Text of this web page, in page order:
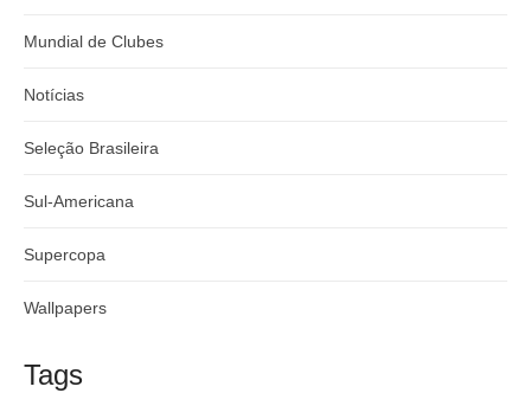
Mundial de Clubes
Notícias
Seleção Brasileira
Sul-Americana
Supercopa
Wallpapers
Tags